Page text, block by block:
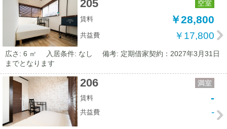
205 空室
賃料 ￥28,800
共益費 ￥17,800
広さ: 6 ㎡ 入居条件: なし
備考: 定期借家契約：2027年3月31日
までとなります
206 満室
賃料 -
共益費 -